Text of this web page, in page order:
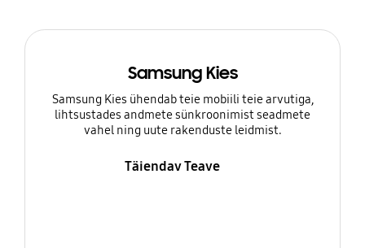
Samsung Kies
Samsung Kies ühendab teie mobiili teie arvutiga,
lihtsustades andmete sünkroonimist seadmete
vahel ning uute rakenduste leidmist.
Täiendav Teave